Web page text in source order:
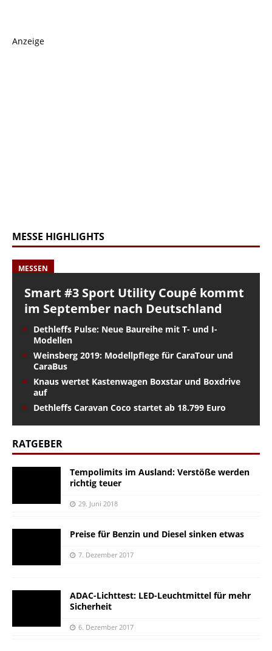
Anzeige
MESSE HIGHLIGHTS
MESSEN
Smart #3 Sport Utility Coupé kommt
im September nach Deutschland
Dethleffs Pulse: Neue Baureihe mit T- und I-
Modellen
Weinsberg 2019: Modellpflege für CaraTour und
CaraBus
Knaus wertet Kastenwagen Boxstar und Boxdrive
auf
Dethleffs Caravan Coco startet ab 18.799 Euro
RATGEBER
Tempolimits im Ausland: Verstöße werden
richtig teuer
29. Juni 2018
Preise für Benzin und Diesel sinken etwas
7. Dezember 2017
ADAC-Lichttest: LED-Leuchtmittel für mehr
Sicherheit
6. Dezember 2017